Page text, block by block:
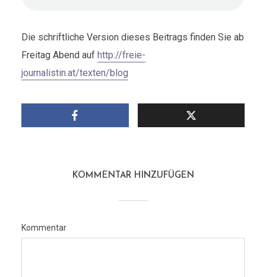
Die schriftliche Version dieses Beitrags finden Sie ab
Freitag Abend auf http://freie-
journalistin.at/texten/blog
KOMMENTAR HINZUFÜGEN
Kommentar